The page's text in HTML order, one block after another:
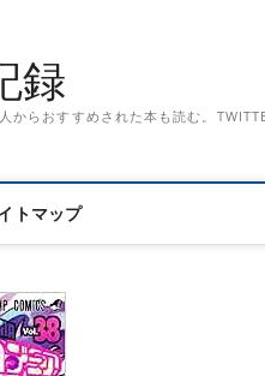
録
からおすすめされた本も読む。
トマップ